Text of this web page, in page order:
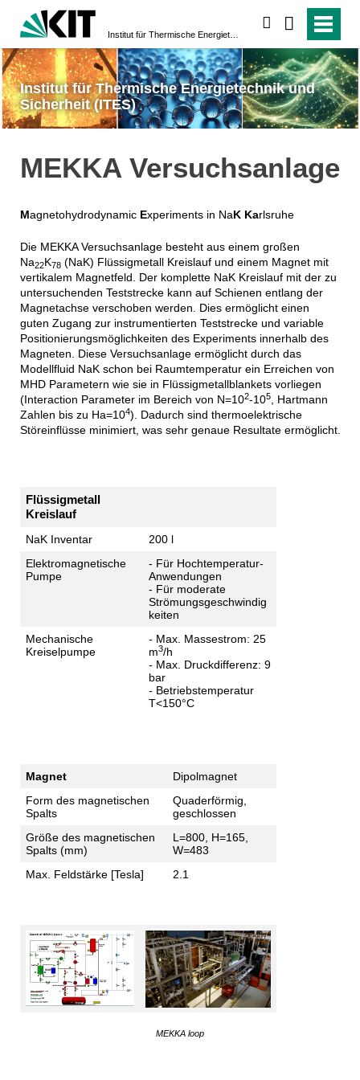
Institut für Thermische Energietechnik und
Sicherheit (ITES)
MEKKA Versuchsanlage
Magnetohydrodynamic Experiments in NaK Karlsruhe
Die MEKKA Versuchsanlage besteht aus einem großen
Na22K78(NaK) Flüssigmetall Kreislauf und einem Magnet mit
vertikalem Magnetfeld. Der komplette NaK Kreislauf mit der zu
untersuchenden Teststrecke kann auf Schienen entlang der
Magnetachse verschoben werden. Dies ermöglicht einen
guten Zugang zur instrumentierten Teststrecke und variable
Positionierungsmöglichkeiten des Experiments innerhalb des
Magneten. Diese Versuchsanlage ermöglicht durch das
Modellfluid NaK schon bei Raumtemperatur ein Erreichen von
MHD Parametern wie sie in Flüssigmetallblankets vorliegen
(Interaction Parameter im Bereich von N=102-105, Hartmann
Zahlen bis zu Ha=104). Dadurch sind thermoelektrische
Störeinflüsse minimiert, was sehr genaue Resultate ermöglicht.
Flüssigmetall
Kreislauf
NaK Inventar
200 l
Elektromagnetische
Pumpe
- Für Hochtemperatur-
Anwendungen
- Für moderate
Strömungsgeschwindig
keiten
Mechanische
Kreiselpumpe
- Max. Massestrom: 25
m3/h
- Max. Druckdifferenz: 9
bar
- Betriebstemperatur
T<150°C
Magnet
Dipolmagnet
Form des magnetischen
Spalts
Quaderförmig,
geschlossen
Größe des magnetischen
Spalts (mm)
L=800, H=165,
W=483
Max. Feldstärke [Tesla]
2.1
MEKKA loop